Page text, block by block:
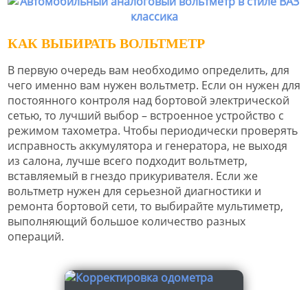
КАК ВЫБИРАТЬ ВОЛЬТМЕТР
В первую очередь вам необходимо определить, для
чего именно вам нужен вольтметр. Если он нужен для
постоянного контроля над бортовой электрической
сетью, то лучший выбор – встроенное устройство с
режимом тахометра. Чтобы периодически проверять
исправность аккумулятора и генератора, не выходя
из салона, лучше всего подходит вольтметр,
вставляемый в гнездо прикуривателя. Если же
вольтметр нужен для серьезной диагностики и
ремонта бортовой сети, то выбирайте мультиметр,
выполняющий большое количество разных
операций.